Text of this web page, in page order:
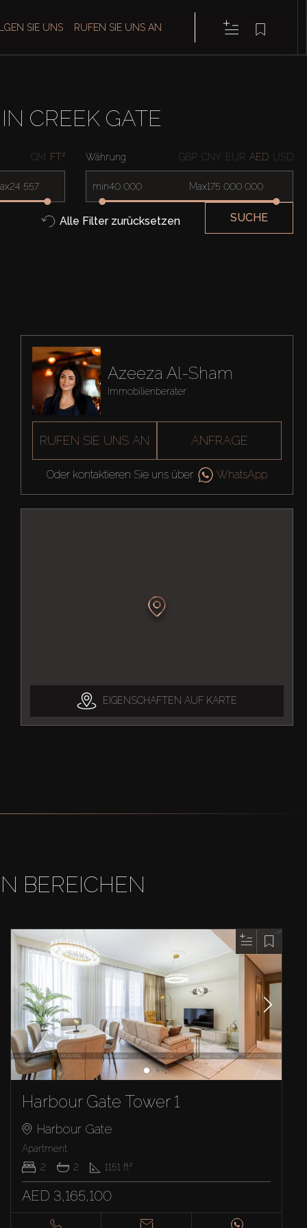
SIE UNS RUFEN SIE UNS AN
CREEK GATE
QM FT² Währung GBP CNY EUR AED USD
min Max
Alle Filter zurücksetzen SUCHE
Azeeza Al-Sham
Immobilienberater
RUFEN SIE UNS AN ANFRAGE
Oder kontaktieren Sie uns über WhatsApp
EIGENSCHAFTEN AUF KARTE
BEREICHEN
Harbour Gate Tower 1
Harbour Gate
Apartment
2
2 1151 ft²
AED 3,165,100